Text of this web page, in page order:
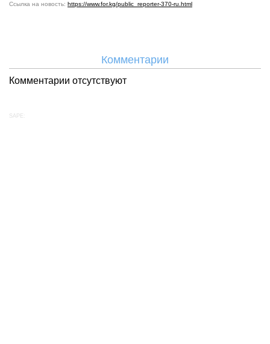
Ссылка на новость: https://www.for.kg/public_reporter-370-ru.html
Комментарии
Комментарии отсутствуют
SAPE: